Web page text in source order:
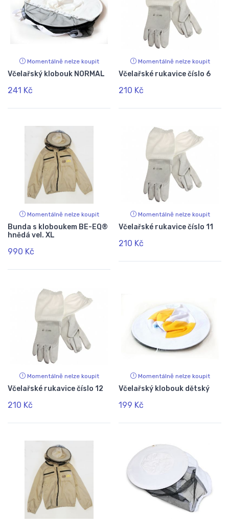
Momentálně nelze koupit
Včelařský klobouk NORMAL
241 Kč
Momentálně nelze koupit
Včelařské rukavice číslo 6
210 Kč
Momentálně nelze koupit
Bunda s kloboukem BE-EQ®
hnědá vel. XL
990 Kč
Momentálně nelze koupit
Včelařské rukavice číslo 11
210 Kč
Momentálně nelze koupit
Včelařské rukavice číslo 12
210 Kč
Momentálně nelze koupit
Včelařský klobouk dětský
199 Kč